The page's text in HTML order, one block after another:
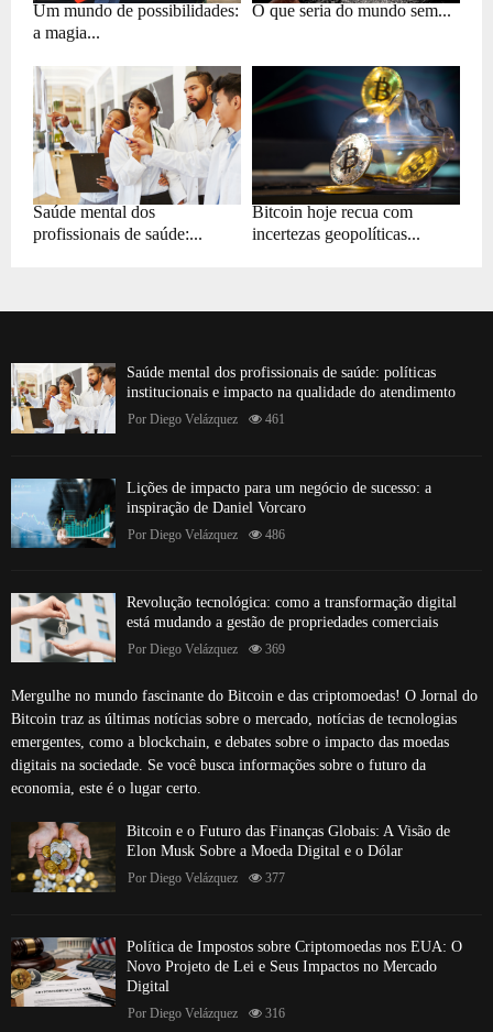
Um mundo de possibilidades:
a magia...
O que seria do mundo sem...
Saúde mental dos
profissionais de saúde:...
Bitcoin hoje recua com
incertezas geopolíticas...
Saúde mental dos profissionais de saúde: políticas
institucionais e impacto na qualidade do atendimento
Por Diego Velázquez 461
Lições de impacto para um negócio de sucesso: a
inspiração de Daniel Vorcaro
Por Diego Velázquez 486
Revolução tecnológica: como a transformação digital
está mudando a gestão de propriedades comerciais
Por Diego Velázquez 369
Mergulhe no mundo fascinante do Bitcoin e das criptomoedas! O Jornal do
Bitcoin traz as últimas notícias sobre o mercado, notícias de tecnologias
emergentes, como a blockchain, e debates sobre o impacto das moedas
digitais na sociedade. Se você busca informações sobre o futuro da
economia, este é o lugar certo.
Bitcoin e o Futuro das Finanças Globais: A Visão de
Elon Musk Sobre a Moeda Digital e o Dólar
Por Diego Velázquez 377
Política de Impostos sobre Criptomoedas nos EUA: O
Novo Projeto de Lei e Seus Impactos no Mercado
Digital
Por Diego Velázquez 316